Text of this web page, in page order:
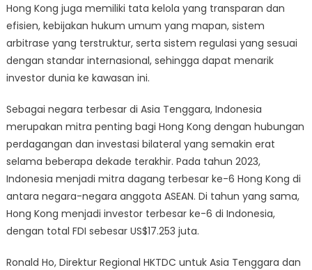
Hong Kong juga memiliki tata kelola yang transparan dan
efisien, kebijakan hukum umum yang mapan, sistem
arbitrase yang terstruktur, serta sistem regulasi yang sesuai
dengan standar internasional, sehingga dapat menarik
investor dunia ke kawasan ini.
Sebagai negara terbesar di Asia Tenggara, Indonesia
merupakan mitra penting bagi Hong Kong dengan hubungan
perdagangan dan investasi bilateral yang semakin erat
selama beberapa dekade terakhir. Pada tahun 2023,
Indonesia menjadi mitra dagang terbesar ke-6 Hong Kong di
antara negara-negara anggota ASEAN. Di tahun yang sama,
Hong Kong menjadi investor terbesar ke-6 di Indonesia,
dengan total FDI sebesar US$17.253 juta.
Ronald Ho, Direktur Regional HKTDC untuk Asia Tenggara dan